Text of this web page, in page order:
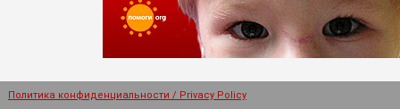
Политика конфиденциальности / Privacy Policy